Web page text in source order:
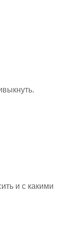
и с какими